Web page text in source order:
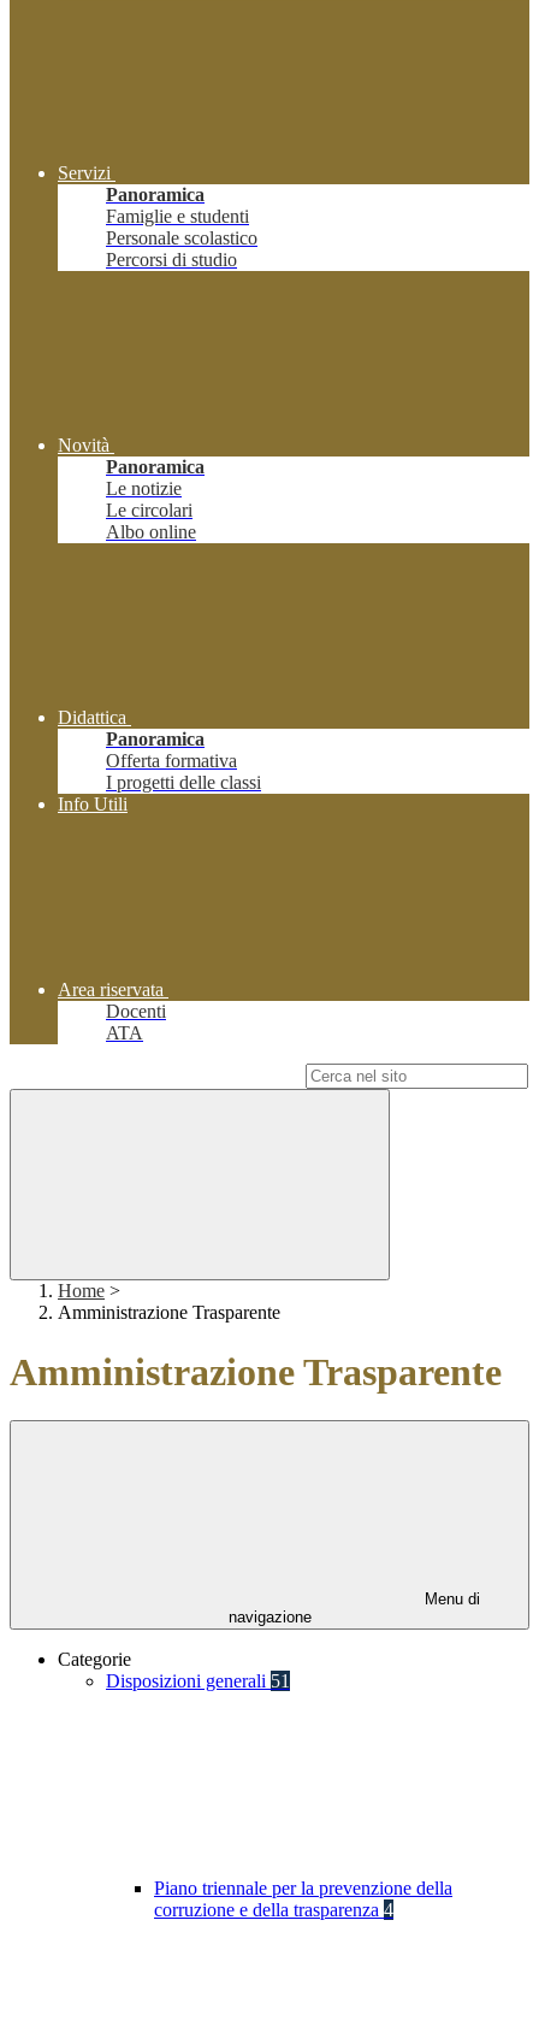
Servizi
Panoramica
Famiglie e studenti
Personale scolastico
Percorsi di studio
Novità
Panoramica
Le notizie
Le circolari
Albo online
Didattica
Panoramica
Offerta formativa
I progetti delle classi
Info Utili
Area riservata
Docenti
ATA
Home >
Amministrazione Trasparente
Amministrazione Trasparente
Menu di
navigazione
Categorie
Disposizioni generali 51
Piano triennale per la prevenzione della
corruzione e della trasparenza 4